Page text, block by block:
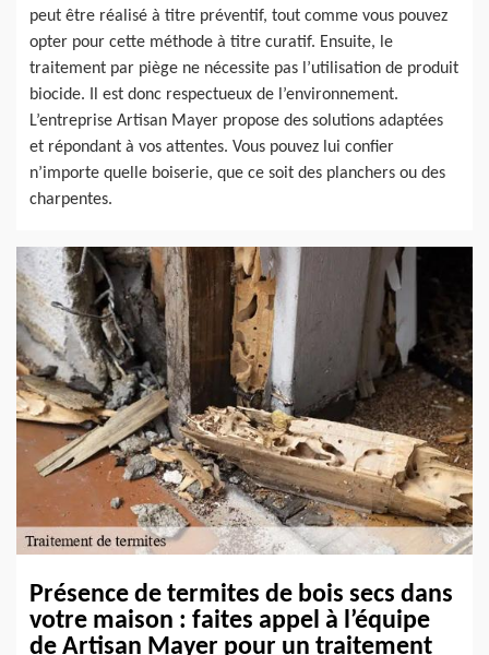
peut être réalisé à titre préventif, tout comme vous pouvez
opter pour cette méthode à titre curatif. Ensuite, le
traitement par piège ne nécessite pas l’utilisation de produit
biocide. Il est donc respectueux de l’environnement.
L’entreprise Artisan Mayer propose des solutions adaptées
et répondant à vos attentes. Vous pouvez lui confier
n’importe quelle boiserie, que ce soit des planchers ou des
charpentes.
Présence de termites de bois secs dans
votre maison : faites appel à l’équipe
de Artisan Mayer pour un traitement